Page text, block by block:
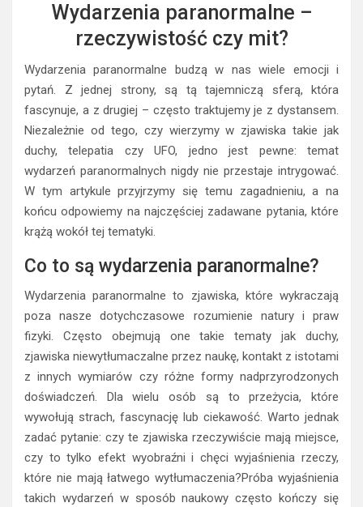
Wydarzenia paranormalne –
rzeczywistość czy mit?
Wydarzenia paranormalne budzą w nas wiele emocji i
pytań. Z jednej strony, są tą tajemniczą sferą, która
fascynuje, a z drugiej – często traktujemy je z dystansem.
Niezależnie od tego, czy wierzymy w zjawiska takie jak
duchy, telepatia czy UFO, jedno jest pewne: temat
wydarzeń paranormalnych nigdy nie przestaje intrygować.
W tym artykule przyjrzymy się temu zagadnieniu, a na
końcu odpowiemy na najczęściej zadawane pytania, które
krążą wokół tej tematyki.
Co to są wydarzenia paranormalne?
Wydarzenia paranormalne to zjawiska, które wykraczają
poza nasze dotychczasowe rozumienie natury i praw
fizyki. Często obejmują one takie tematy jak duchy,
zjawiska niewytłumaczalne przez naukę, kontakt z istotami
z innych wymiarów czy różne formy nadprzyrodzonych
doświadczeń. Dla wielu osób są to przeżycia, które
wywołują strach, fascynację lub ciekawość. Warto jednak
zadać pytanie: czy te zjawiska rzeczywiście mają miejsce,
czy to tylko efekt wyobraźni i chęci wyjaśnienia rzeczy,
które nie mają łatwego wytłumaczenia?Próba wyjaśnienia
takich wydarzeń w sposób naukowy często kończy się